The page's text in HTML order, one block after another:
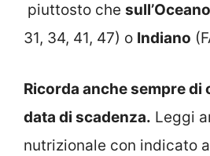
piuttosto che
31, 34, 41, 47) o Indiano
Ricorda anche sempre di
data di scadenza. Leggi
nutrizionale con indicato